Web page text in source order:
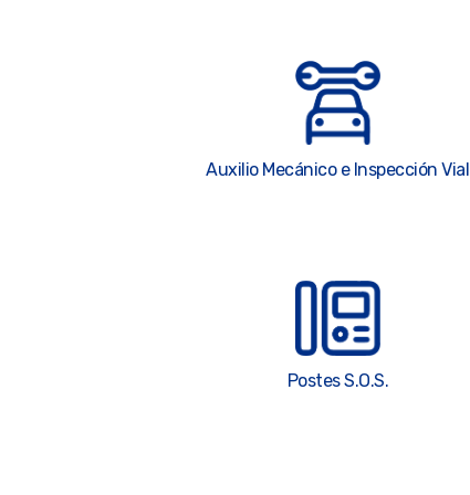
Auxilio Mecánico e Inspección Vial
Postes S.O.S.